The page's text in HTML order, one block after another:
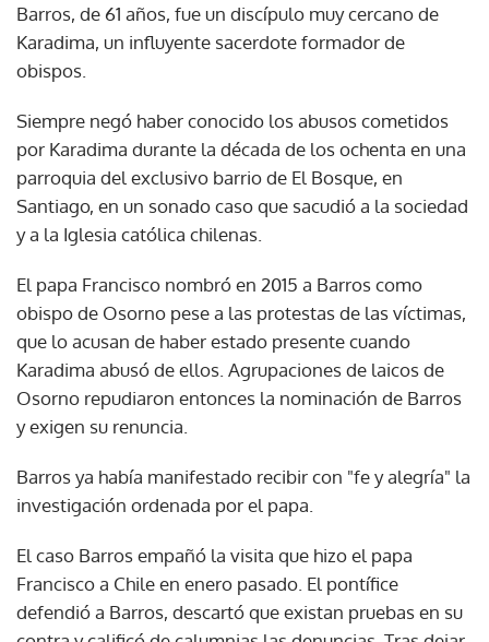
Barros, de 61 años, fue un discípulo muy cercano de
Karadima, un influyente sacerdote formador de
obispos.
Siempre negó haber conocido los abusos cometidos
por Karadima durante la década de los ochenta en una
parroquia del exclusivo barrio de El Bosque, en
Santiago, en un sonado caso que sacudió a la sociedad
y a la Iglesia católica chilenas.
El papa Francisco nombró en 2015 a Barros como
obispo de Osorno pese a las protestas de las víctimas,
que lo acusan de haber estado presente cuando
Karadima abusó de ellos. Agrupaciones de laicos de
Osorno repudiaron entonces la nominación de Barros
y exigen su renuncia.
Barros ya había manifestado recibir con "fe y alegría" la
investigación ordenada por el papa.
El caso Barros empañó la visita que hizo el papa
Francisco a Chile en enero pasado. El pontífice
defendió a Barros, descartó que existan pruebas en su